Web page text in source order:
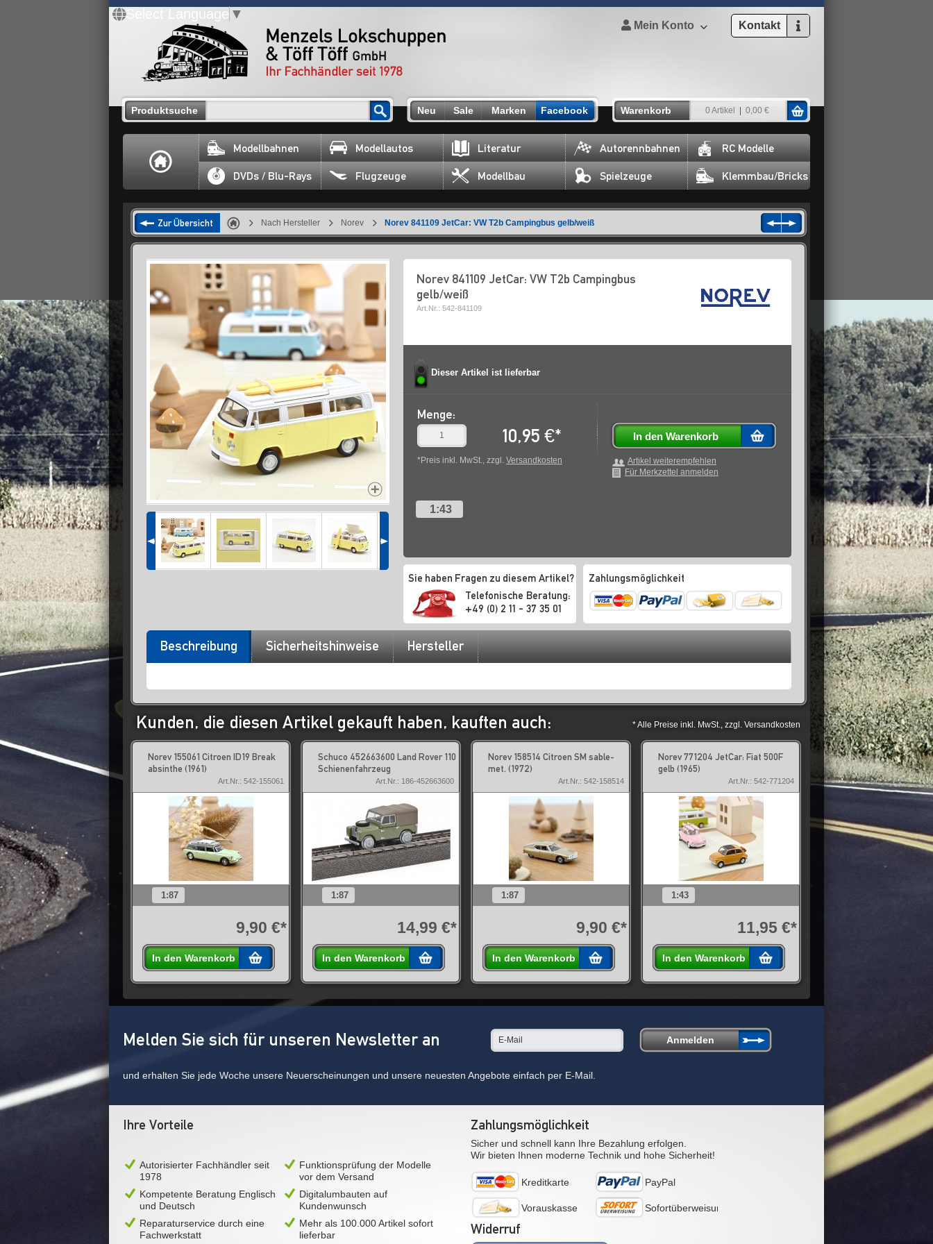
Select Language ▼
Mein Konto Kontakt
Produktsuche Neu Sale Marken Facebook Warenkorb 0 Artikel 0,00 €
Modellbahnen Modellautos Literatur Autorennbahnen RC Modelle
DVDs / Blu-Rays Flugzeuge Modellbau Spielzeuge Klemmbau/Bricks
Zur Übersicht Nach Hersteller Norev Norev 841109 JetCar: VW T2b Campingbus gelb/weiß
Norev 841109 JetCar: VW T2b Campingbus
gelb/weiß
Art.Nr.: 542-841109
Dieser Artikel ist lieferbar
Menge:
10,95 €*
*Preis inkl. MwSt., zzgl. Versandkosten
In den Warenkorb
Artikel weiterempfehlen
Für Merkzettel anmelden
1:43
Sie haben Fragen zu diesem Artikel?
Telefonische Beratung:
+49 (0) 2 11 - 37 35 01
Zahlungsmöglichkeit
Beschreibung Sicherheitshinweise Hersteller
Kunden, die diesen Artikel gekauft haben, kauften auch: * Alle Preise inkl. MwSt., zzgl. Versandkosten
Norev 155061 Citroen ID19 Break
absinthe (1961)
Art.Nr.: 542-155061
1:87
9,90 €*
In den Warenkorb
Schuco 452663600 Land Rover 110
Schienenfahrzeug
Art.Nr.: 186-452663600
1:87
14,99 €*
In den Warenkorb
Norev 158514 Citroen SM sable-
met. (1972)
Art.Nr.: 542-158514
1:87
9,90 €*
In den Warenkorb
Norev 771204 JetCar: Fiat 500F
gelb (1965)
Art.Nr.: 542-771204
1:43
11,95 €*
In den Warenkorb
Melden Sie sich für unseren Newsletter an
und erhalten Sie jede Woche unsere Neuerscheinungen und unsere neuesten Angebote einfach per E-Mail.
Ihre Vorteile
Autorisierter Fachhändler seit
1978
Funktionsprüfung der Modelle
vor dem Versand
Kompetente Beratung Englisch
und Deutsch
Digitalumbauten auf
Kundenwunsch
Reparaturservice durch eine
Fachwerkstatt
Mehr als 100.000 Artikel sofort
lieferbar
Zahlungsmöglichkeit
Sicher und schnell kann Ihre Bezahlung erfolgen.
Wir bieten Ihnen moderne Technik und hohe Sicherheit!
Kreditkarte PayPal
Vorauskasse Sofortüberweisung
Widerruf